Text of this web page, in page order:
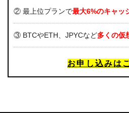
② 最上位プランで最大6%のキャッ
③ BTCやETH、JPYCなど多くの仮
お申し込みは